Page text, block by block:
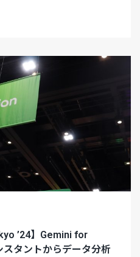
’24】Gemini for
タントからデータ分析